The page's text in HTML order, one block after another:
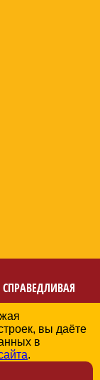
СПРАВЕДЛИВАЯ
данных
вы даёте
в
.